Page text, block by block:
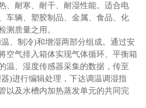
、耐寒、耐干、耐湿性能。适合电
车辆、塑胶制品、金属、食品、化
测质量之用。
、制冷)和增湿两部分组成。通过安
空气排入箱体实现气体循环、平衡箱
温、湿度传感器采集的数据，传至
)进行编辑处理，下达调温调湿指
以及水槽内加热蒸发单元的共同完